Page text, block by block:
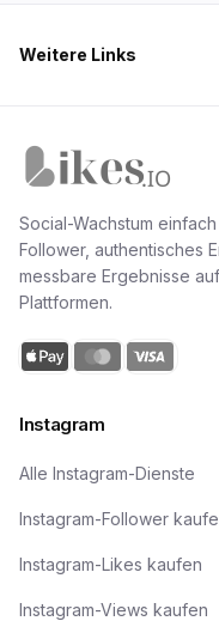
Weitere Links
Social-Wachstum
Follower, authentisches
messbare Ergebnisse
Plattformen.
Instagram
Alle Instagram-Dienste
Instagram-Follower
Instagram-Likes kaufen
Instagram-Views kaufen